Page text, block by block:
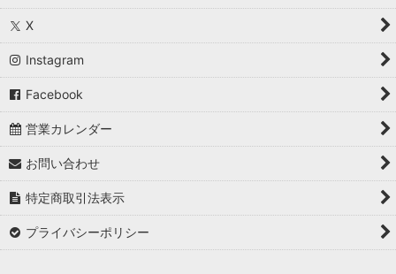
X
Instagram
Facebook
営業カレンダー
お問い合わせ
特定商取引法表示
プライバシーポリシー